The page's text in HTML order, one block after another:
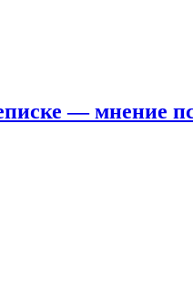
— мнение